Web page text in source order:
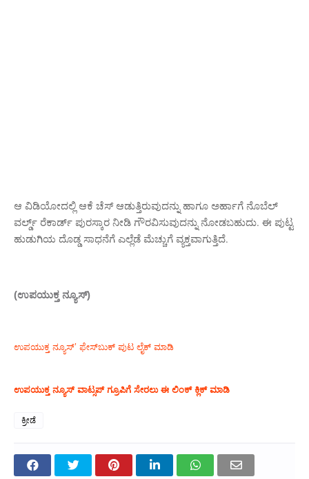
ಆ ವಿಡಿಯೋದಲ್ಲಿ ಆಕೆ ಚೆಸ್‌ ಆಡುತ್ತಿರುವುದನ್ನು ಹಾಗೂ ಅರ್ಹಾಗೆ ನೊಬೆಲ್
ವರ್ಲ್ಡ್​ ರೆಕಾರ್ಡ್ ಪುರಸ್ಕಾರ ನೀಡಿ ಗೌರವಿಸುವುದನ್ನು ನೋಡಬಹುದು. ಈ ಪುಟ್ಟ
ಹುಡುಗಿಯ ದೊಡ್ಡ ಸಾಧನೆಗೆ ಎಲ್ಲೆಡೆ ಮೆಚ್ಚುಗೆ ವ್ಯಕ್ತವಾಗುತ್ತಿದೆ.
(ಉಪಯುಕ್ತ ನ್ಯೂಸ್)
ಉಪಯುಕ್ತ ನ್ಯೂಸ್‌’ ಫೇಸ್‌ಬುಕ್ ಪುಟ ಲೈಕ್ ಮಾಡಿ
ಉಪಯುಕ್ತ ನ್ಯೂಸ್‌ ವಾಟ್ಸಪ್‌ ಗ್ರೂಪಿಗೆ ಸೇರಲು ಈ ಲಿಂಕ್ ಕ್ಲಿಕ್ ಮಾಡಿ
ಕ್ರೀಡೆ